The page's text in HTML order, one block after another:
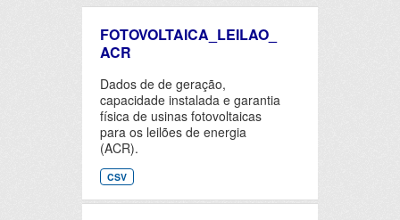
FOTOVOLTAICA_LEILAO_
ACR
Dados de de geração,
capacidade instalada e garantia
física de usinas fotovoltaicas
para os leilões de energia
(ACR).
CSV